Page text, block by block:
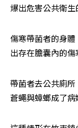
爆出危害公共衛生
傷寒帶菌者的身
出存在膽囊內的傷
帶菌者去公共廁所
蒼蠅與蟑螂成了病